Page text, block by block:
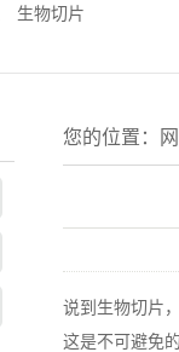
生物切片
您的位置：
说到生物切片
这是不可避免